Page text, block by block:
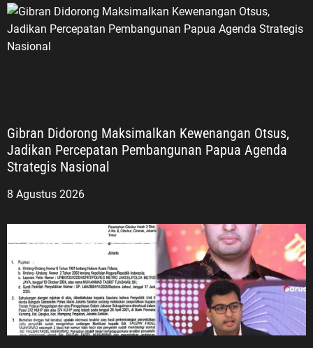
Gibran Didorong Maksimalkan Kewenangan Otsus,
Jadikan Percepatan Pembangunan Papua Agenda
Strategis Nasional
8 Agustus 2026